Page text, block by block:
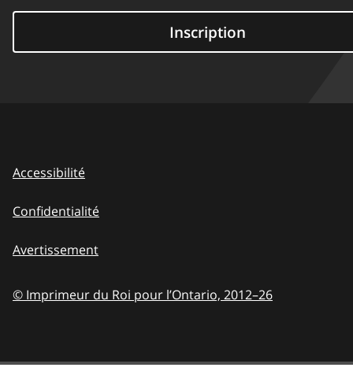
Inscription
Accessibilité
Confidentialité
Avertissement
© Imprimeur du Roi pour l’Ontario, 2012–26